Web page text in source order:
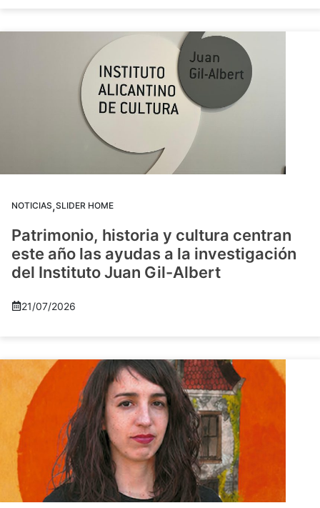
NOTICIAS,SLIDER HOME
Patrimonio, historia y cultura centran
este año las ayudas a la investigación
del Instituto Juan Gil-Albert
21/07/2026